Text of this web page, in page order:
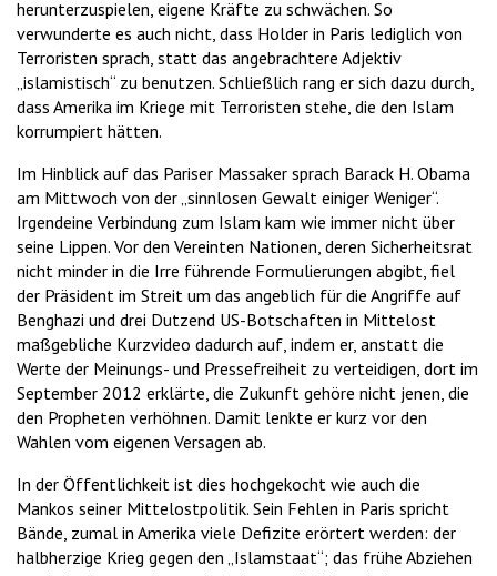
herunterzuspielen, eigene Kräfte zu schwächen. So
verwunderte es auch nicht, dass Holder in Paris lediglich von
Terroristen sprach, statt das angebrachtere Adjektiv
„islamistisch“ zu benutzen. Schließlich rang er sich dazu durch,
dass Amerika im Kriege mit Terroristen stehe, die den Islam
korrumpiert hätten.
Im Hinblick auf das Pariser Massaker sprach Barack H. Obama
am Mittwoch von der „sinnlosen Gewalt einiger Weniger“.
Irgendeine Verbindung zum Islam kam wie immer nicht über
seine Lippen. Vor den Vereinten Nationen, deren Sicherheitsrat
nicht minder in die Irre führende Formulierungen abgibt, fiel
der Präsident im Streit um das angeblich für die Angriffe auf
Benghazi und drei Dutzend US-Botschaften in Mittelost
maßgebliche Kurzvideo dadurch auf, indem er, anstatt die
Werte der Meinungs- und Pressefreiheit zu verteidigen, dort im
September 2012 erklärte, die Zukunft gehöre nicht jenen, die
den Propheten verhöhnen. Damit lenkte er kurz vor den
Wahlen vom eigenen Versagen ab.
In der Öffentlichkeit ist dies hochgekocht wie auch die
Mankos seiner Mittelostpolitik. Sein Fehlen in Paris spricht
Bände, zumal in Amerika viele Defizite erörtert werden: der
halbherzige Krieg gegen den „Islamstaat“; das frühe Abziehen